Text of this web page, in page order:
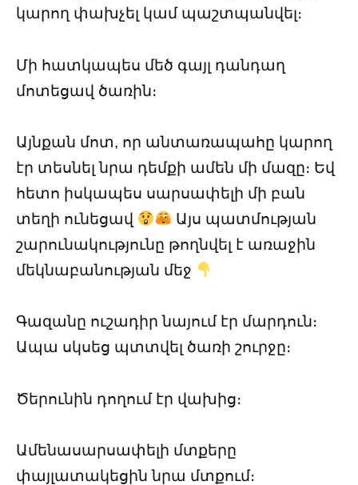
կարող փախչել կամ պաշտպանվել։
Մի հատկապես մեծ գայլ դանդաղ
մոտեցավ ծառին։
Այնքան մոտ, որ անտառապահը կարող
էր տեսնել նրա դեմքի ամեն մի մազը։ Եվ
հետո իսկապես սարսափելի մի բան
տեղի ունեցավ
Այս պատմության
շարունակությունը թողնվել է առաջին
մեկնաբանության մեջ
Գազանը ուշադիր նայում էր մարդուն։
Ապա սկսեց պտտվել ծառի շուրջը։
Ծերունին դողում էր վախից։
Ամենասարսափելի մտքերը
փայլատակեցին նրա մտքում։